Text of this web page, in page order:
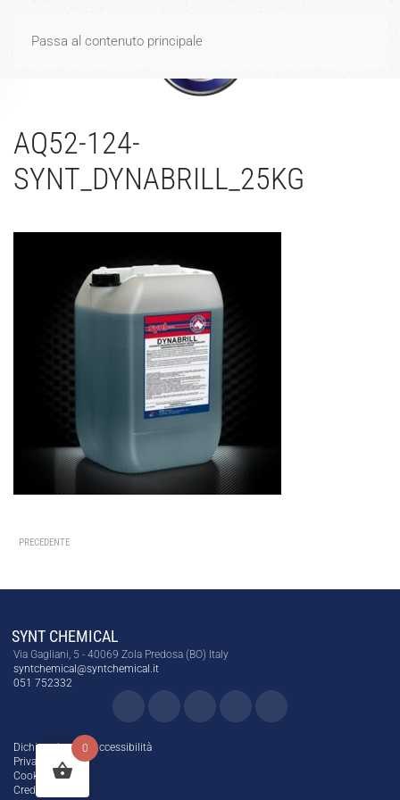
superiore a 40€
Passa al contenuto principale
AQ52-124-
SYNT_DYNABRILL_25KG
PRECEDENTE
SYNT CHEMICAL
Via Gagliani, 5 - 40069 Zola Predosa (BO) Italy
syntchemical@syntchemical.it
051 752332
Dichiarazione di Accessibilità
Privacy Policy
Cookie Policy
Credits
0